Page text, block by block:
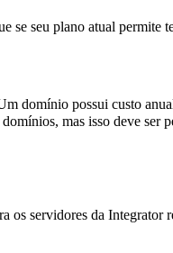
se seu plano atual permite
domínio possui custo
mas isso deve
servidores da Integrator